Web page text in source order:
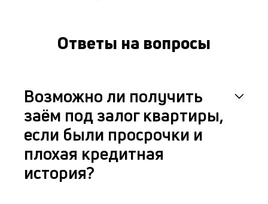
Ответы на вопросы
Возможно ли получить
заём под залог квартиры,
если были просрочки и
плохая кредитная
история?